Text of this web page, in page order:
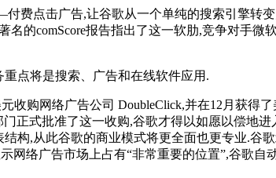
费点击广告,让谷歌从一个单纯的搜索引擎转
的comScore报告指出了这一软肋,竞争对手微
点将是搜索、广告和在线软件应用.
收购网络广告公司 DoubleClick,并在12月获得
正式批准了这一收购,谷歌才得以如愿以偿地
构,从此谷歌的商业模式将更全面也更专业.谷
网络广告市场上占有“非常重要的位置”,谷歌